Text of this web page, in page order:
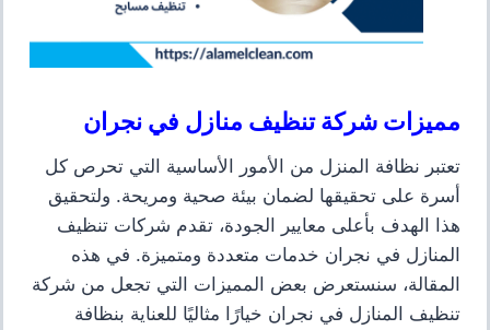
مميزات شركة تنظيف منازل في نجران
تعتبر نظافة المنزل من الأمور الأساسية التي تحرص كل
أسرة على تحقيقها لضمان بيئة صحية ومريحة. ولتحقيق
هذا الهدف بأعلى معايير الجودة، تقدم شركات تنظيف
المنازل في نجران خدمات متعددة ومتميزة. في هذه
المقالة، سنستعرض بعض المميزات التي تجعل من شركة
تنظيف المنازل في نجران خيارًا مثاليًا للعناية بنظافة